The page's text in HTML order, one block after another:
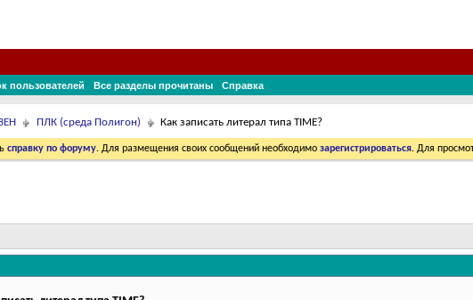
пользователей Все разделы прочитаны Справка
ПЛК (среда Полигон) Как записать литерал типа TIME?
справку по форуму. Для размещения своих сообщений необходимо зарегистрироваться. Для